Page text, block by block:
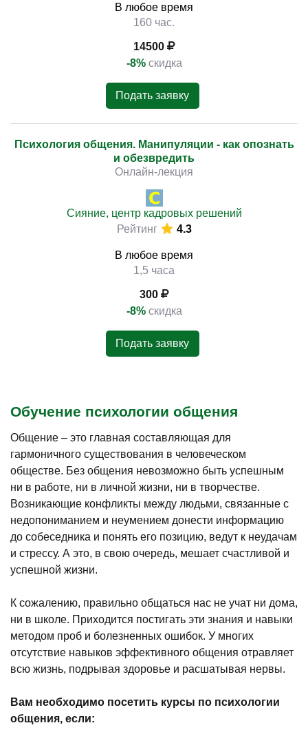
В любое время
160 час.
14500
-8% скидка
Подать заявку
Психология общения. Манипуляции - как опознать
и обезвредить
Онлайн-лекция
Сияние, центр кадровых решений
Рейтинг
4.3
В любое время
1,5 часа
300
-8% скидка
Подать заявку
Обучение психологии общения
Общение – это главная составляющая для
гармоничного существования в человеческом
обществе. Без общения невозможно быть успешным
ни в работе, ни в личной жизни, ни в творчестве.
Возникающие конфликты между людьми, связанные с
недопониманием и неумением донести информацию
до собеседника и понять его позицию, ведут к неудачам
и стрессу. А это, в свою очередь, мешает счастливой и
успешной жизни.
К сожалению, правильно общаться нас не учат ни дома,
ни в школе. Приходится постигать эти знания и навыки
методом проб и болезненных ошибок. У многих
отсутствие навыков эффективного общения отравляет
всю жизнь, подрывая здоровье и расшатывая нервы.
Вам необходимо посетить курсы по психологии
общения, если: